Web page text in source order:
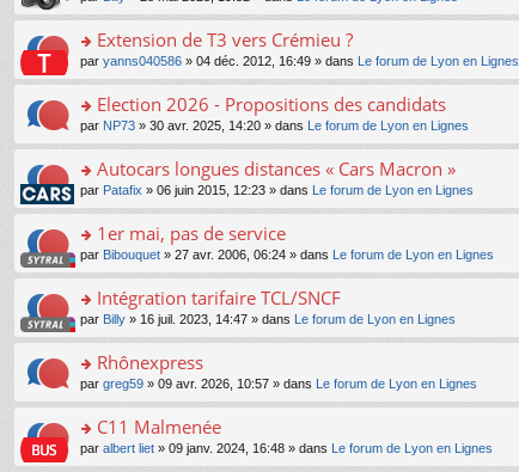
c
e
nt
u
s
ré
c
e
nt
n
le
pl
u
s
ré
c
e
nt
e
n
n
le
pl
u
s
ré
c
e
nt
s
a
g
e
n
n
le
pl
u
s
ré
c
e
nt
er
le
m
e
s
a
g
e
n
n
le
pl
u
s
ré
c
e
nt
n
s
ult
er
le
m
e
s
a
g
e
n
n
le
pl
u
s
ré
c
e
nt
o
n
s
ult
er
le
m
e
s
a
g
e
n
n
le
pl
u
s
ré
c
Extension de T3 vers Crémieu ?
par yanns040586 » 04 déc. 2012, 16:49 » dans Le forum de Lyon en Lignes
o
n
s
ult
er
le
m
e
s
a
g
e
n
n
le
pl
u
Election 2026 - Propositions des candidats
par NP73 » 30 avr. 2025, 14:20 » dans Le forum de Lyon en Lignes
o
n
s
ult
er
le
m
e
s
a
g
e
n
n
Autocars longues distances « Cars Macron »
par Patafix » 06 juin 2015, 12:23 » dans Le forum de Lyon en Lignes
o
n
s
ult
er
le
m
e
s
a
g
1er mai, pas de service
par Bibouquet » 27 avr. 2006, 06:24 » dans Le forum de Lyon en Lignes
o
n
s
ult
er
le
m
e
s
Intégration tarifaire TCL/SNCF
par Billy » 16 juil. 2023, 14:47 » dans Le forum de Lyon en Lignes
o
n
s
ult
er
Rhônexpress
par greg59 » 09 avr. 2026, 10:57 » dans Le forum de Lyon en Lignes
o
n
C11 Malmenée
par albert liet » 09 janv. 2024, 16:48 » dans Le forum de Lyon en Lignes